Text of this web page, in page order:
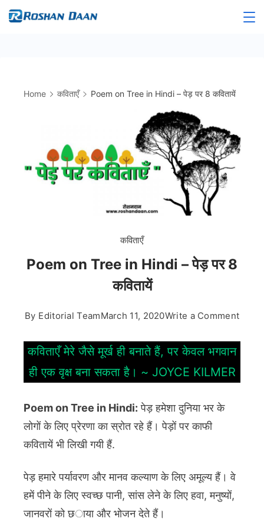
Skip
Home कविताएँ Poem on Tree in Hindi – पेड़ पर 8 कवितायें
कविताएँ
Poem on Tree in Hindi – पेड़ पर 8
कवितायें
By Editorial TeamMarch 11, 2020Write a Commenton
कविताएँ मेरे जैसे मूर्ख ही बनाते हैं, पर केवल भगवान
ही एक वृक्ष बना सकता है। ~ JOYCE KILMER
Poem on Tree in Hindi: पेड़ हमेशा दुनिया भर के
लोगों के लिए प्रेरणा का स्रोत रहे हैं। पेड़ों पर काफी
कवितायें भी लिखी गयी हैं.
पेड़ हमारे पर्यावरण और मानव कल्याण के लिए अमूल्य हैं। वे
हमें पीने के लिए स्वच्छ पानी, सांस लेने के लिए हवा, मनुष्यों,
जानवरों को छाया और भोजन देते हैं।